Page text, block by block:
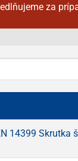
za
Skrutka